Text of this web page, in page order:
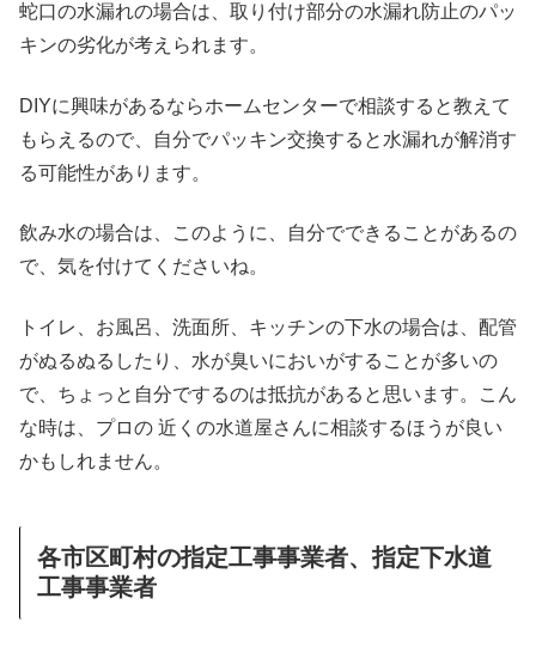
蛇口の水漏れの場合は、取り付け部分の水漏れ防止のパッ
キンの劣化が考えられます。
DIYに興味があるならホームセンターで相談すると教えて
もらえるので、自分でパッキン交換すると水漏れが解消す
る可能性があります。
飲み水の場合は、このように、自分でできることがあるの
で、気を付けてくださいね。
トイレ、お風呂、洗面所、キッチンの下水の場合は、配管
がぬるぬるしたり、水が臭いにおいがすることが多いの
で、ちょっと自分でするのは抵抗があると思います。こん
な時は、プロの 近くの水道屋さんに相談するほうが良い
かもしれません。
各市区町村の指定工事事業者、指定下水道
工事事業者